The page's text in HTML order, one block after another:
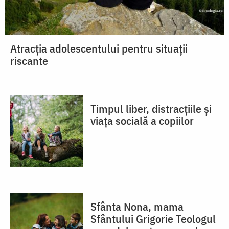
Atracția adolescentului pentru situații
riscante
Timpul liber, distracțiile și
viața socială a copiilor
Sfânta Nona, mama
Sfântului Grigorie Teologul